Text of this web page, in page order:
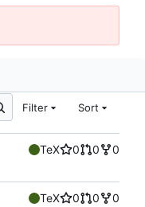
Filter Sort
TeX 0 0
0
TeX 0 0
0